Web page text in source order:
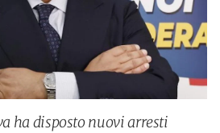
ha disposto nuovi arresti